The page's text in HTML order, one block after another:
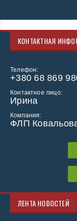
КОНТАКТНАЯ
Телефон:
+380 68 869
Контактное лицо:
Ирина
Компания:
ФЛП
ЛЕНТА НОВОСТЕЙ